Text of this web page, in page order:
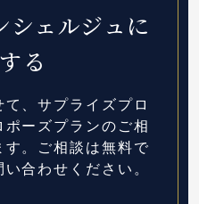
シェルジュに
る
、サプライズプロ
ポーズプランのご相
。 ご相談は無料で
合わせください。